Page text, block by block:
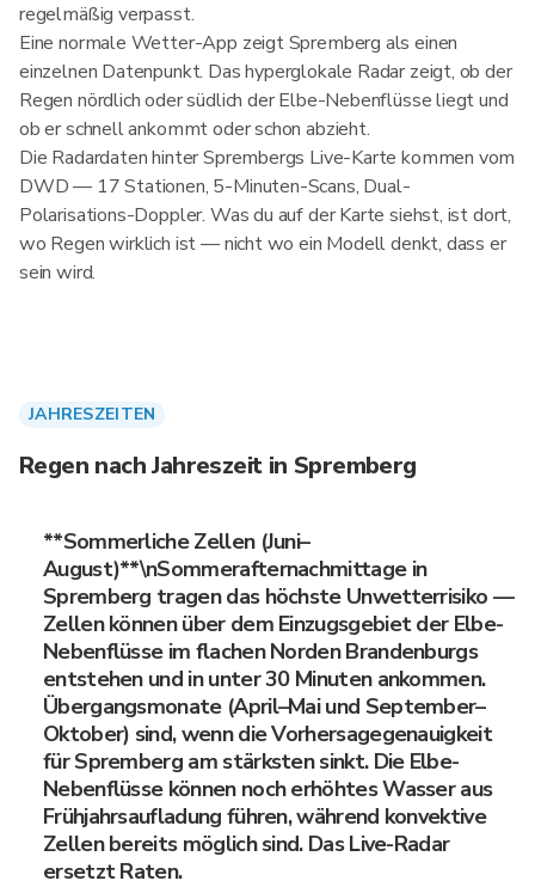
regelmäßig verpasst.
Eine normale Wetter-App zeigt Spremberg als einen
einzelnen Datenpunkt. Das hyperglokale Radar zeigt, ob der
Regen nördlich oder südlich der Elbe-Nebenflüsse liegt und
ob er schnell ankommt oder schon abzieht.
Die Radardaten hinter Sprembergs Live-Karte kommen vom
DWD — 17 Stationen, 5-Minuten-Scans, Dual-
Polarisations-Doppler. Was du auf der Karte siehst, ist dort,
wo Regen wirklich ist — nicht wo ein Modell denkt, dass er
sein wird.
JAHRESZEITEN
Regen nach Jahreszeit in Spremberg
**Sommerliche Zellen (Juni–
August)**\nSommerafternachmittage in
Spremberg tragen das höchste Unwetterrisiko —
Zellen können über dem Einzugsgebiet der Elbe-
Nebenflüsse im flachen Norden Brandenburgs
entstehen und in unter 30 Minuten ankommen.
Übergangsmonate (April–Mai und September–
Oktober) sind, wenn die Vorhersagegenauigkeit
für Spremberg am stärksten sinkt. Die Elbe-
Nebenflüsse können noch erhöhtes Wasser aus
Frühjahrsaufladung führen, während konvektive
Zellen bereits möglich sind. Das Live-Radar
ersetzt Raten.